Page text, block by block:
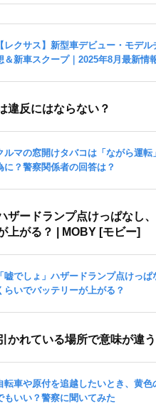
違反にはならない？
ザードランプ点けっぱなし
上がる？ | MOBY [モビー]
かれている場所で意味が違う